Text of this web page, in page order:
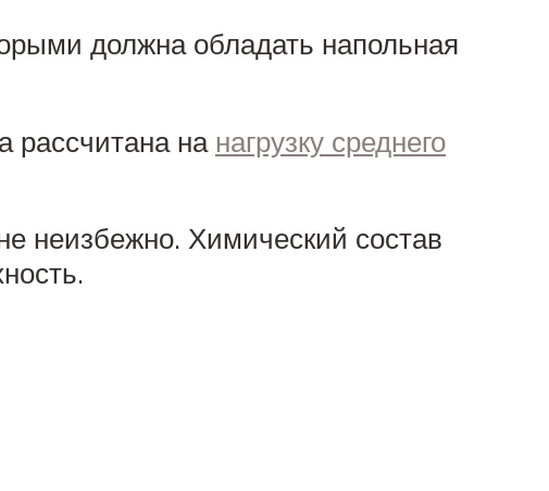
должна обладать напольная
рассчитана на нагрузку среднего
неизбежно. Химический состав